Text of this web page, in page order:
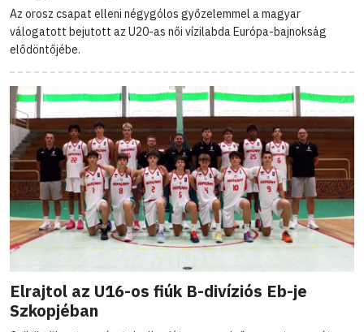
Az orosz csapat elleni négygólos győzelemmel a magyar
válogatott bejutott az U20-as női vízilabda Európa-bajnokság
elődöntőjébe.
Elrajtol az U16-os fiúk B-divíziós Eb-je
Szkopjéban